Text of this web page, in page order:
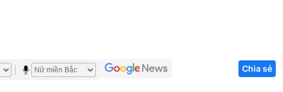
Tuyển sinh
Hitech Công
Chia sẻ